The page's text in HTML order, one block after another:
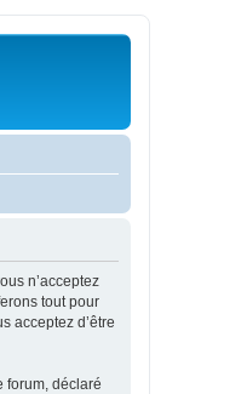
n’acceptez
tout pour
acceptez d’être
forum, déclaré